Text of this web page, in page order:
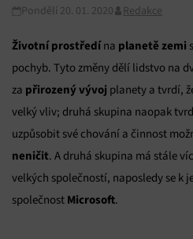
Pondělí 20. 01. 2020 Redakce
Životní prostředína planetě zemi
pochyb. Tyto změny dělí lidstvo na
za přirozený vývoj planety a tvrdí,
velký vliv; druhá skupina naopak
uzpůsobit své chování a činnost
neničit. A druhá skupina má stále
velkých společností, naposledy se k
společnost Microsoft.